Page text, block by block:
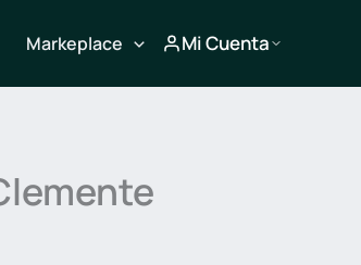
Markeplace Mi Cuenta